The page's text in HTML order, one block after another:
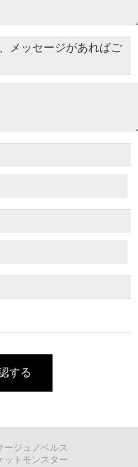
メッセージがあればご
する
ージュノベルス
ットモンスター